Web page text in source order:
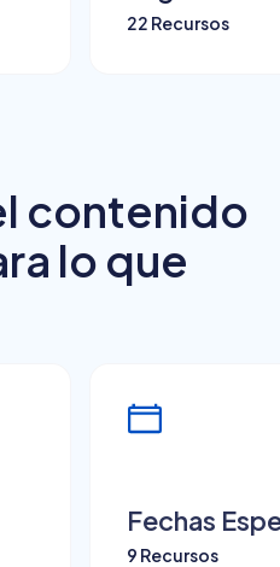
22 Recursos
contenido
lo que
Fechas
9 Recursos